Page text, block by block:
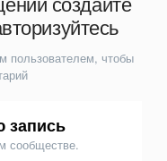
пользователем, чтобы
запись
сообществе.